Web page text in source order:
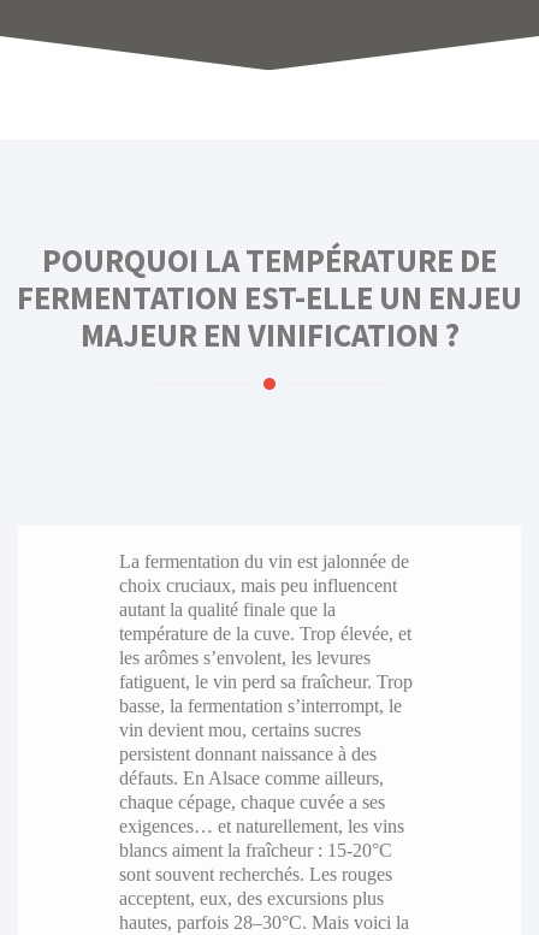
POURQUOI LA TEMPÉRATURE DE
FERMENTATION EST-ELLE UN ENJEU
MAJEUR EN VINIFICATION ?
La fermentation du vin est jalonnée de
choix cruciaux, mais peu influencent
autant la qualité finale que la
température de la cuve. Trop élevée, et
les arômes s’envolent, les levures
fatiguent, le vin perd sa fraîcheur. Trop
basse, la fermentation s’interrompt, le
vin devient mou, certains sucres
persistent donnant naissance à des
défauts. En Alsace comme ailleurs,
chaque cépage, chaque cuvée a ses
exigences… et naturellement, les vins
blancs aiment la fraîcheur : 15-20°C
sont souvent recherchés. Les rouges
acceptent, eux, des excursions plus
hautes, parfois 28–30°C. Mais voici la